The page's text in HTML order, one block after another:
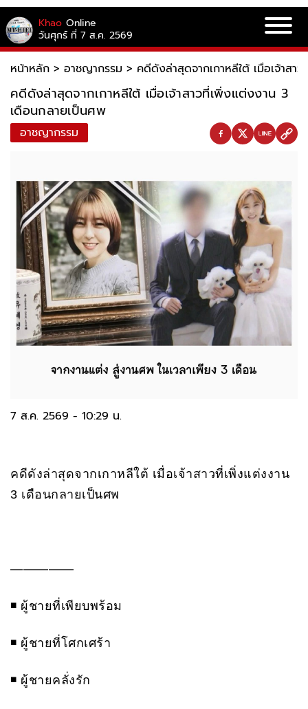
Khao Online
วันศุกร์ ที่ 7 ส.ค. 2569
หน้าหลัก > อาชญากรรม > คดีดังล่าสุดจากเกาหลีใต้ เมื่อเจ้าส
คดีดังล่าสุดจากเกาหลีใต้ เมื่อเจ้าสาวที่เพิ่งแต่งงาน 3
เดือนกลายเป็นศพ
อาชญากรรม
7 ส.ค. 2569 - 10:29 น.
คดีดังล่าสุดจากเกาหลีใต้ เมื่อเจ้าสาวที่เพิ่งแต่งงาน
3 เดือนกลายเป็นศพ
—————
◾️ ผู้ชายที่เพียบพร้อม
◾️ ผู้ชายที่โศกเศร้า
◾️ ผู้ชายคลั่งรัก